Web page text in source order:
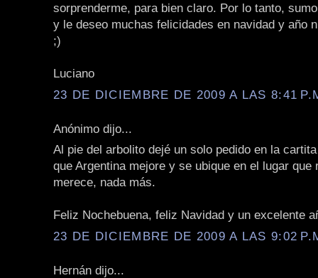
sorprenderme, para bien claro. Por lo tanto,
y le deseo muchas felicidades en navidad y año
;)
Luciano
23 DE DICIEMBRE DE 2009 A LAS 8:41
Anónimo dijo...
Al pie del arbolito dejé un solo pedido en la
que Argentina mejore y se ubique en el lugar que
merece, nada más.
Feliz Nochebuena, feliz Navidad y un excelente
23 DE DICIEMBRE DE 2009 A LAS 9:02
Hernán dijo...